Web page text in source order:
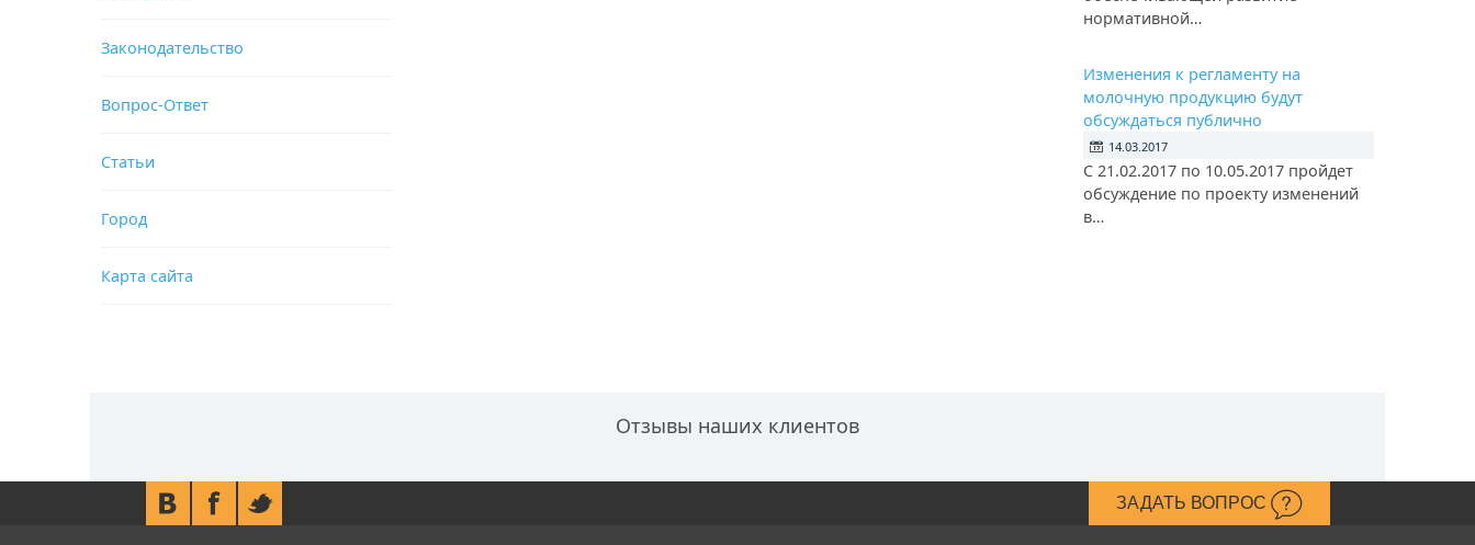
Законодательство
Вопрос-Ответ
Статьи
Город
Карта сайта
нормативной…
Изменения к регламенту на
молочную продукцию будут
обсуждаться публично
14.03.2017
С 21.02.2017 по 10.05.2017 пройдет
обсуждение по проекту изменений
в…
Отзывы наших клиентов
ЗАДАТЬ ВОПРОС